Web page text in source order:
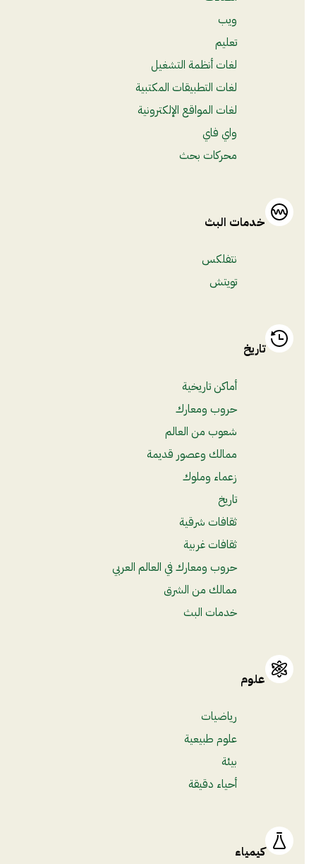
ويب
تعليم
لغات أنظمة التشغيل
لغات التطبيقات المكتبية
لغات المواقع الإلكترونية
واي فاي
محركات بحث
خدمات البث
نتفلكس
تويتش
تاريخ
أماكن تاريخية
حروب ومعارك
شعوب من العالم
ممالك وعصور قديمة
زعماء وملوك
تاريخ
ثقافات شرقية
ثقافات غربية
حروب ومعارك في العالم العربي
ممالك من الشرق
خدمات البث
علوم
رياضيات
علوم طبيعية
بيئة
أحياء دقيقة
كيمياء